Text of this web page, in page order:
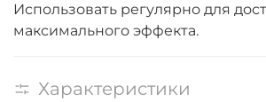
Использовать регулярно для
максимального эффекта.
Характеристики